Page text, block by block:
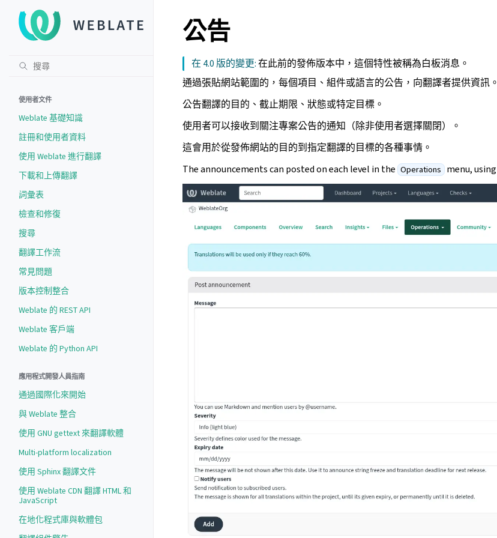
使用者文件
Weblate 基礎知識
註冊和使用者資料
使用 Weblate 進行翻譯
下載和上傳翻譯
詞彙表
檢查和修復
搜尋
翻譯工作流
常見問題
版本控制整合
Weblate 的 REST API
Weblate 客戶端
Weblate 的 Python API
應用程式開發人員指南
通過國際化來開始
與 Weblate 整合
使用 GNU gettext 來翻譯軟體
Multi-platform localization
使用 Sphinx 翻譯文件
使用 Weblate CDN 翻譯 HTML 和
JavaScript
在地化程式庫與軟體包
公告
在 4.0 版的變更:在此前的發佈版本中，這個特性被稱為白板消息。
通過張貼網站範圍的，每個項目、組件或語言的公告，向翻譯者提供資訊。
公告翻譯的目的、截止期限、狀態或特定目標。
使用者可以接收到關注專案公告的通知（除非使用者選擇關閉）。
這會用於從發佈網站的目的到指定翻譯的目標的各種事情。
The announcements can posted on each level in the Operations menu, using